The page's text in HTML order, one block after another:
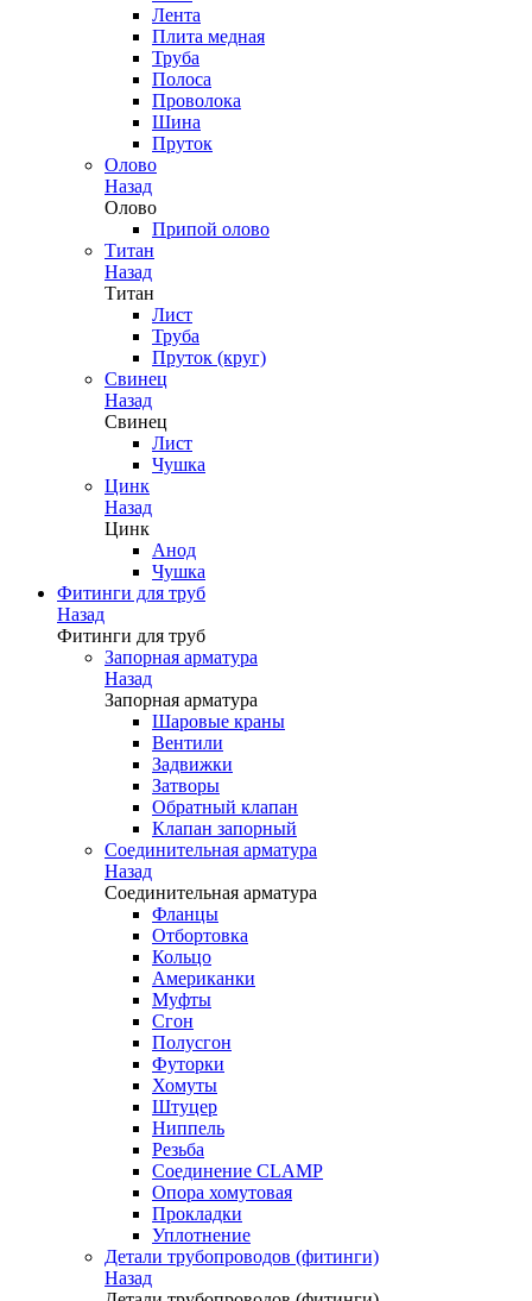
Лента
Плита медная
Труба
Полоса
Проволока
Шина
Пруток
Олово
Назад
Олово
Припой олово
Титан
Назад
Титан
Лист
Труба
Пруток (круг)
Свинец
Назад
Свинец
Лист
Чушка
Цинк
Назад
Цинк
Анод
Чушка
Фитинги для труб
Назад
Фитинги для труб
Запорная арматура
Назад
Запорная арматура
Шаровые краны
Вентили
Задвижки
Затворы
Обратный клапан
Клапан запорный
Соединительная арматура
Назад
Соединительная арматура
Фланцы
Отбортовка
Кольцо
Американки
Муфты
Сгон
Полусгон
Футорки
Хомуты
Штуцер
Ниппель
Резьба
Соединение CLAMP
Опора хомутовая
Прокладки
Уплотнение
Детали трубопроводов (фитинги)
Назад